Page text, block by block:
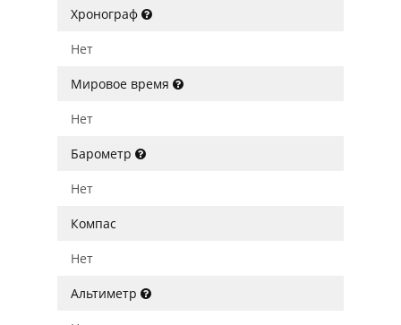
Хронограф
Нет
Мировое время
Нет
Барометр
Нет
Компас
Нет
Альтиметр